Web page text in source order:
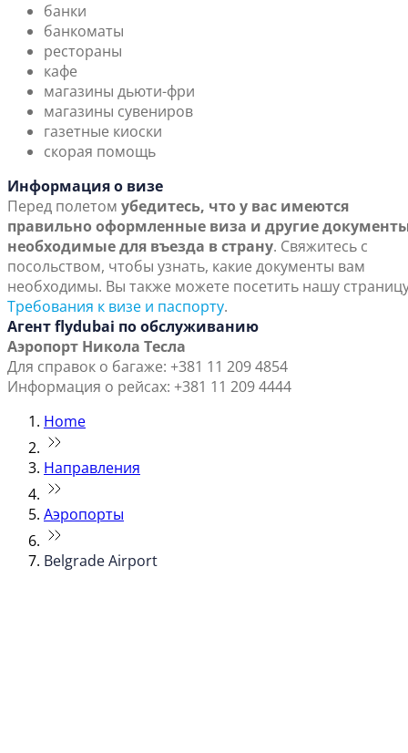
банки
банкоматы
рестораны
кафе
магазины дьюти-фри
магазины сувениров
газетные киоски
скорая помощь
Информация о визе
Перед полетом убедитесь, что у вас имеются
правильно оформленные виза и другие
необходимые для въезда в страну. Свяжитесь с
посольством, чтобы узнать, какие документы вам
необходимы. Вы также можете посетить нашу
Требования к визе и паспорту.
Агент flydubai по обслуживанию
Аэропорт Никола Тесла
Для справок о багаже: +381 11 209 4854
Информация о рейсах: +381 11 209 4444
Home
Направления
Аэропорты
Belgrade Airport